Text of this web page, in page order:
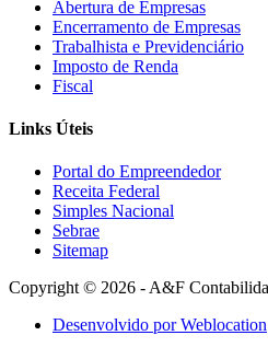
Abertura de Empresas
Encerramento de Empresas
Trabalhista e Previdenciário
Imposto de Renda
Fiscal
Links Úteis
Portal do Empreendedor
Receita Federal
Simples Nacional
Sebrae
Sitemap
Copyright © 2026 - A&F
Desenvolvido por Weblocation